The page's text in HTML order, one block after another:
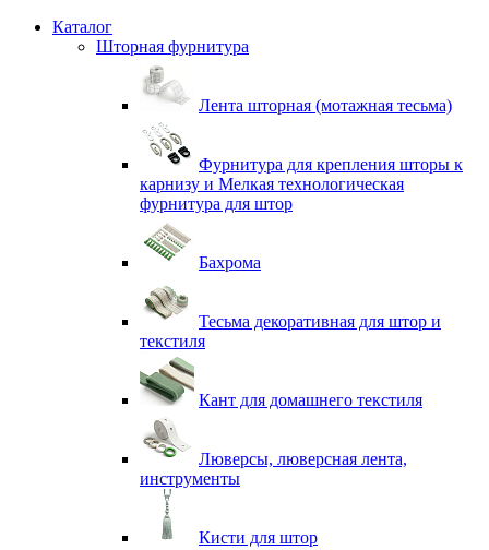
Каталог
Шторная фурнитура
Лента шторная (мотажная тесьма)
Фурнитура для крепления шторы к
карнизу и Мелкая технологическая
фурнитура для штор
Бахрома
Тесьма декоративная для штор и
текстиля
Кант для домашнего текстиля
Люверсы, люверсная лента,
инструменты
Кисти для штор